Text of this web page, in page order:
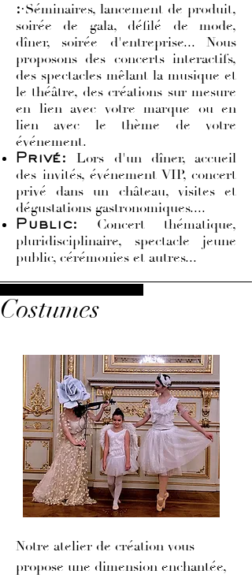
: · Séminaires, lancement de produit,
soirée de gala, défilé de mode,
dîner, soirée d'entreprise... Nous
proposons des concerts interactifs,
des spectacles mêlant la musique et
le théâtre, des créations sur mesure
en lien avec votre marque ou en
lien avec le thème de votre
événement.
Privé:Lors d'un dîner, accueil
des invités, événement VIP, concert
privé dans un château, visites et
dégustations gastronomiques....
Public: Concert thématique,
pluridisciplinaire, spectacle jeune
public, cérémonies et autres...
Costumes
Notre atelier de création vous
propose une dimension enchantée,